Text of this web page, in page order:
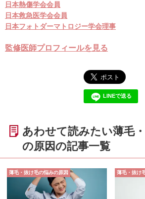
日本熱傷学会会員
日本救急医学会会員
日本フォトダーマトロジー学会理事
監修医師プロフィールを見る
LINEで送る
あわせて読みたい薄毛
の原因の記事一覧
薄毛・抜け毛の悩みの原因 薄毛・抜け